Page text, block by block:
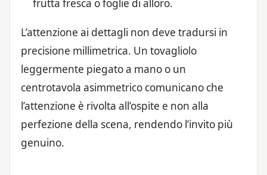
frutta fresca o foglie di alloro.
L’attenzione ai dettagli non deve tradursi in
precisione millimetrica. Un tovagliolo
leggermente piegato a mano o un
centrotavola asimmetrico comunicano che
l’attenzione è rivolta all’ospite e non alla
perfezione della scena, rendendo l’invito più
genuino.